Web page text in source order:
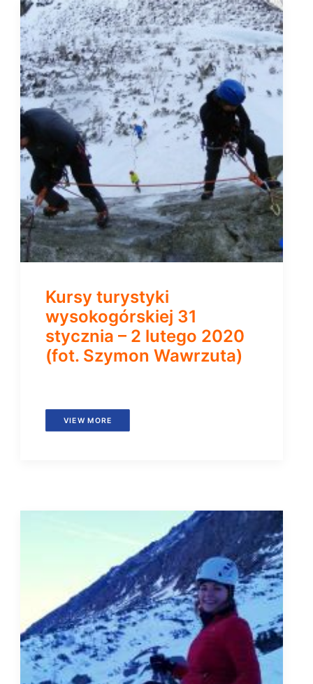
Kursy turystyki
wysokogórskiej 31
stycznia – 2 lutego 2020
(fot. Szymon Wawrzuta)
VIEW MORE